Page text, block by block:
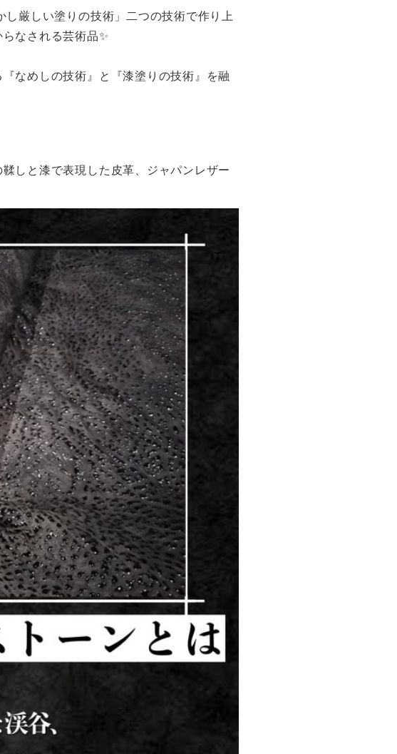
厳しい塗りの技術」二つの技術で作り上
なされる芸術品✨
なめしの技術』と『漆塗りの技術』を融
しと漆で表現した皮革、ジャパンレザー